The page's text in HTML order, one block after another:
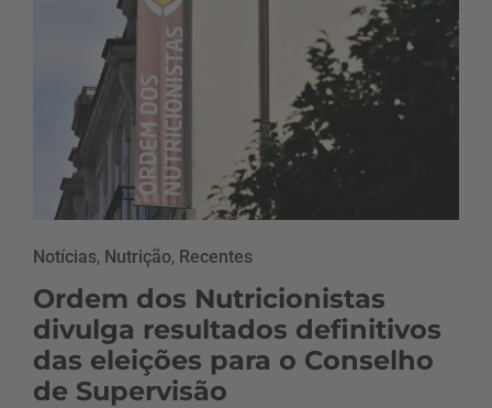
Notícias, Nutrição, Recentes
Ordem dos Nutricionistas
divulga resultados definitivos
das eleições para o Conselho
de Supervisão